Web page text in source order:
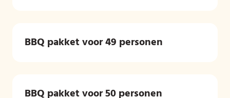
BBQ pakket voor 49 personen
BBQ pakket voor 50 personen